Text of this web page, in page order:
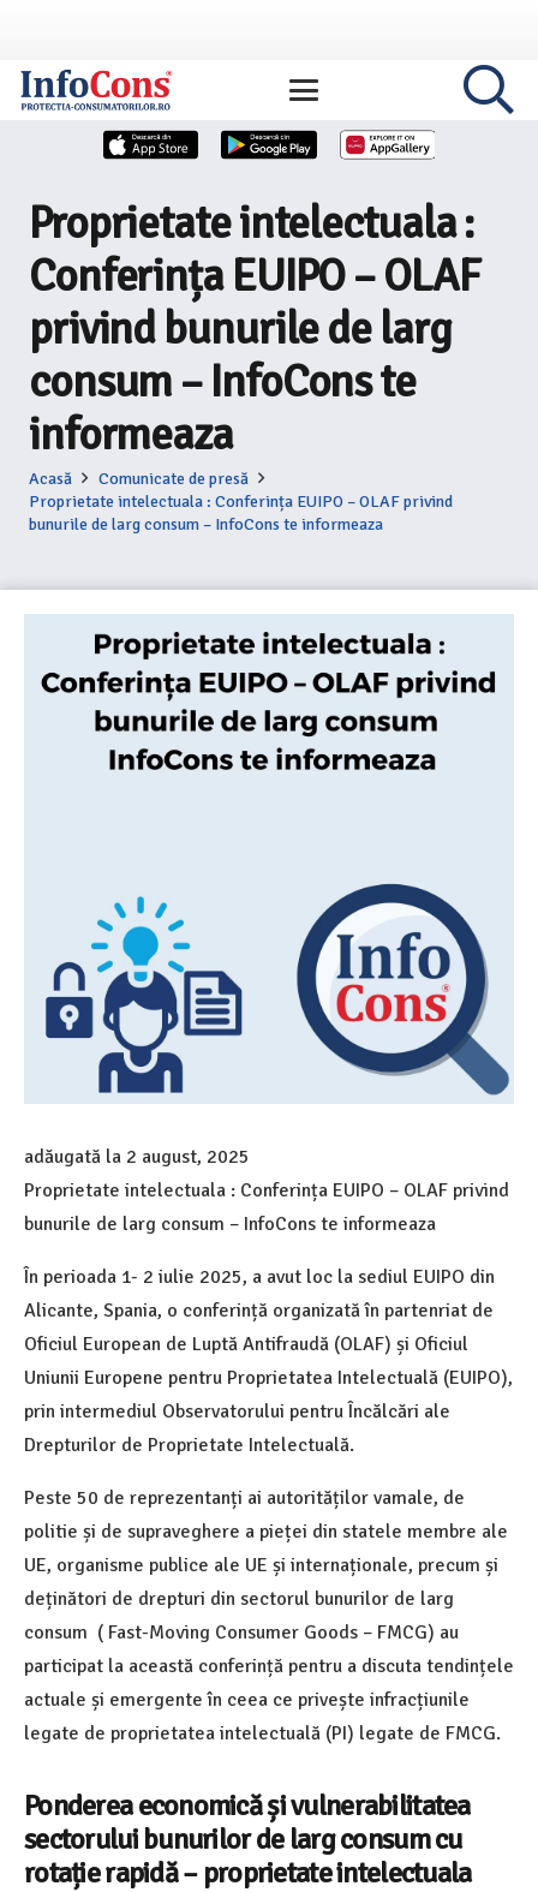
Proprietate intelectuala :
Conferința EUIPO – OLAF
privind bunurile de larg
consum – InfoCons te
informeaza
Acasă
Comunicate de presă
Proprietate intelectuala : Conferința EUIPO – OLAF privind
bunurile de larg consum – InfoCons te informeaza
adăugată la 2 august, 2025
Proprietate intelectuala : Conferința EUIPO – OLAF privind
bunurile de larg consum – InfoCons te informeaza
În perioada 1- 2 iulie 2025, a avut loc la sediul EUIPO din
Alicante, Spania, o conferință organizată în partenriat de
Oficiul European de Luptă Antifraudă (OLAF) și Oficiul
Uniunii Europene pentru Proprietatea Intelectuală (EUIPO),
prin intermediul Observatorului pentru Încălcări ale
Drepturilor de Proprietate Intelectuală.
Peste 50 de reprezentanți ai autorităților vamale, de
politie și de supraveghere a pieței din statele membre ale
UE, organisme publice ale UE și internaționale, precum și
deținători de drepturi din sectorul bunurilor de larg
consum ( Fast-Moving Consumer Goods – FMCG) au
participat la această conferință pentru a discuta tendințele
actuale și emergente în ceea ce privește infracțiunile
legate de proprietatea intelectuală (PI) legate de FMCG.
Ponderea economică și vulnerabilitatea
sectorului bunurilor de larg consum cu
rotație rapidă – proprietate intelectuala